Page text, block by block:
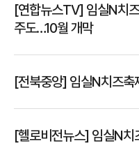
[연합뉴스TV] 임실N치
주도…10월 개막
[전북중앙] 임실N치즈축
[헬로비전뉴스] 임실N치